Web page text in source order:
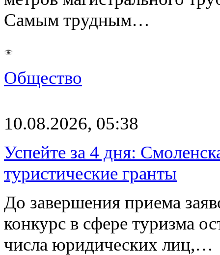
Самым трудным…
Общество
10.08.2026, 05:38
Успейте за 4 дня:
туристические гранты
До завершения приема
конкурс в сфере туризма
числа юридических лиц,…